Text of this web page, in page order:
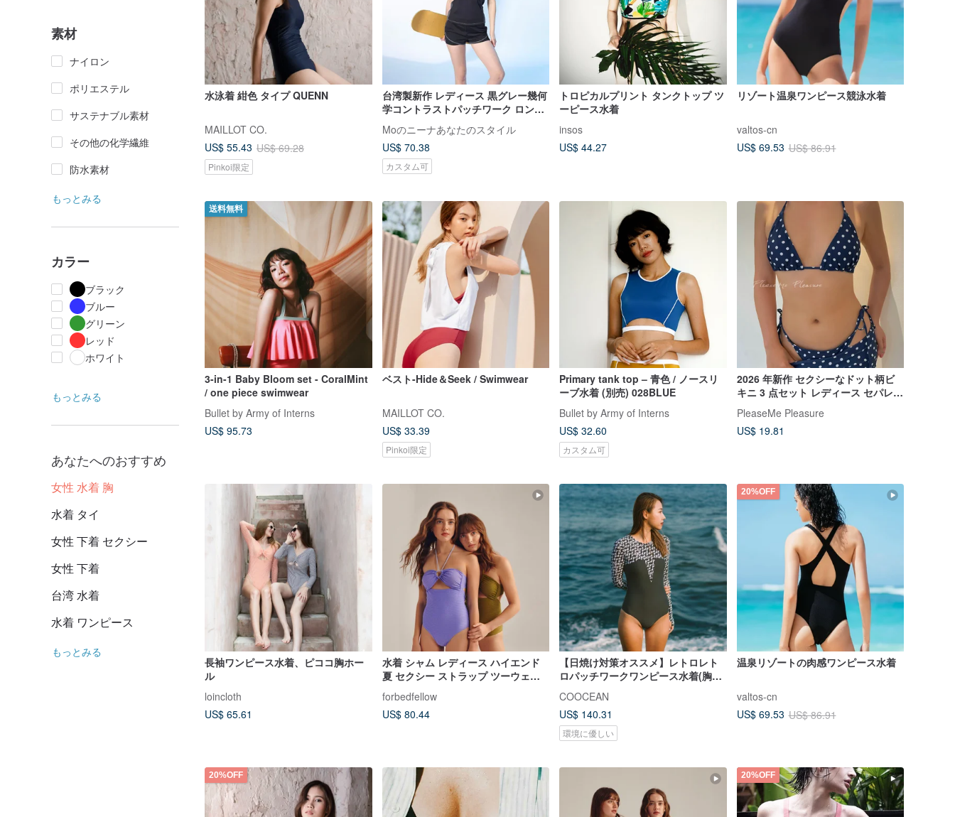
素材
ナイロン
ポリエステル
サステナブル素材
その他の化学繊維
防水素材
もっとみる
カラー
ブラック
ブルー
グリーン
レッド
ホワイト
もっとみる
あなたへのおすすめ
女性 水着 胸
水着 タイ
女性 下着 セクシー
女性 下着
台湾 水着
水着 ワンピース
もっとみる
水泳着 紺色 タイプ QUENN
MAILLOT CO.
US$ 55.43 US$ 69.28
Pinkoi限定
台湾製新作 レディース 黒グレー幾何
学コントラストパッチワーク ロング
ベスト丈水着 2 点セット
Moのニーナあなたのスタイル
US$ 70.38
カスタム可
トロピカルプリント タンクトップ ツ
ーピース水着
insos
US$ 44.27
リゾート温泉ワンピース競泳水着
valtos-cn
US$ 69.53 US$ 86.91
送料無料
3-in-1 Baby Bloom set - CoralMint
/ one piece swimwear
Bullet by Army of Interns
US$ 95.73
ベスト-Hide＆Seek / Swimwear
MAILLOT CO.
US$ 33.39
Pinkoi限定
Primary tank top – 青色 / ノースリ
ーブ水着 (別売) 028BLUE
Bullet by Army of Interns
US$ 32.60
カスタム可
2026 年新作 セクシーなドット柄ビ
キニ 3 点セット レディース セパレー
ト水着 ビキニ ボックスショーツ 海
島でのリゾートに カップ付き
PleaseMe Pleasure
US$ 19.81
長袖ワンピース水着、ピココ胸ホー
ル
loincloth
US$ 65.61
水着 シャム レディース ハイエンド
夏 セクシー ストラップ ツーウェア
forbedfellow
US$ 80.44
【日焼け対策オススメ】レトロレト
ロパッチワークワンピース水着(胸パ
COOCEAN
US$ 140.31
環境に優しい
20%OFF
温泉リゾートの肉感ワンピース水着
valtos-cn
US$ 69.53 US$ 86.91
20%OFF 20%OFF